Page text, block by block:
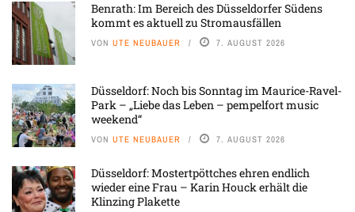
Benrath: Im Bereich des Düsseldorfer Südens
kommt es aktuell zu Stromausfällen
VON UTE NEUBAUER 7. AUGUST 2026
Düsseldorf: Noch bis Sonntag im Maurice-Ravel-
Park – „Liebe das Leben – pempelfort music
weekend“
VON UTE NEUBAUER 7. AUGUST 2026
Düsseldorf: Mostertpöttches ehren endlich
wieder eine Frau – Karin Houck erhält die
Klinzing Plakette